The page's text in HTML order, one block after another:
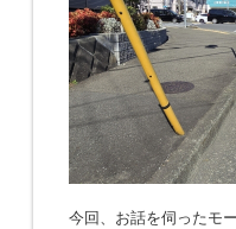
今回、お話を伺ったモ